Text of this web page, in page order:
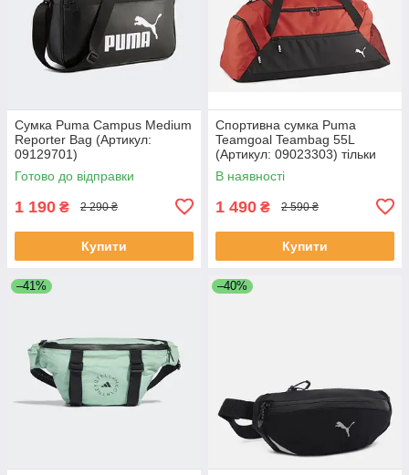
Сумка Puma Campus Medium
Reporter Bag (Артикул:
09129701)
Готово до відправки
1 190 ₴ 2 290 ₴
Купити
Спортивна сумка Puma
Teamgoal Teambag 55L
(Артикул: 09023303) тільки
оригінал
В наявності
1 490 ₴ 2 590 ₴
Купити
–41% –40%